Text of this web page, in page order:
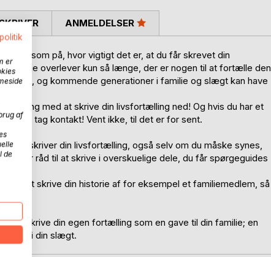
på, hvor vigtigt det er, at du får skrevet din
historie overlever kun så længe, der er nogen til at fortælle den
altid, og kommende generationer i familie og slægt kan have
i gang med at skrive din livsfortælling ned! Og hvis du har et
så tag kontakt! Vent ikke, til det er for sent.
du skriver din livsfortælling, også selv om du måske synes,
råd til at skrive i overskuelige dele, du får spørgeguides
til at skrive din historie af for eksempel et familiemedlem, så
at skrive din egen fortælling som en gave til din familie; en
i din slægt.
ANMELDELSER
er
af
de